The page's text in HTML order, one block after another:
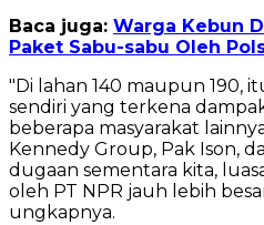
Baca juga: Warga Kebun
Paket Sabu-sabu Oleh
"Di lahan 140 maupun 190,
sendiri yang terkena
beberapa masyarakat
Kennedy Group, Pak Ison,
dugaan sementara kita,
oleh PT NPR jauh lebih
ungkapnya.